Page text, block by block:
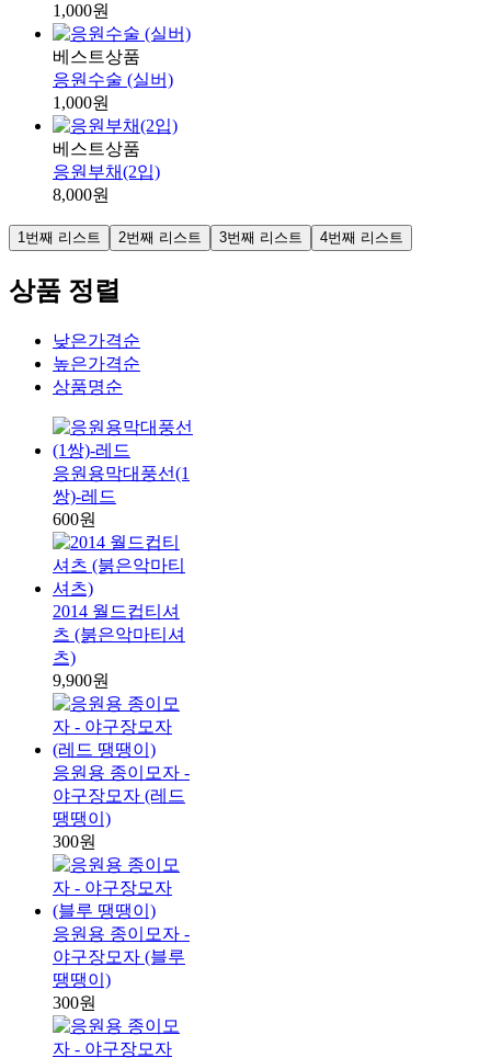
1,000원
베스트상품
응원수술 (실버)
1,000원
베스트상품
응원부채(2입)
8,000원
1번째 리스트 2번째 리스트 3번째 리스트 4번째 리스트
상품 정렬
낮은가격순
높은가격순
상품명순
응원용막대풍선(1
쌍)-레드
600원
2014 월드컵티셔
츠 (붉은악마티셔
츠)
9,900원
응원용 종이모자 -
야구장모자 (레드
땡땡이)
300원
응원용 종이모자 -
야구장모자 (블루
땡땡이)
300원